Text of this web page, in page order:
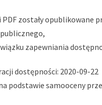
zostały opublikowane
zapewniania
dostępności: 2020-09-22
podstawie samooceny